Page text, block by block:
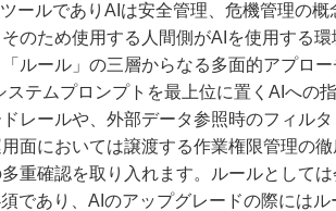
ールでありAIは安全管理、危機管理の概
のため使用する人間側がAIを使用する
ルール」の三層からなる多面的アプロ
テムプロンプトを最上位に置くAIへの
レールや、外部データ参照時のフィル
面においては譲渡する作業権限管理の
重確認を取り入れます。ルールとして
であり、AIのアップグレードの際にはル